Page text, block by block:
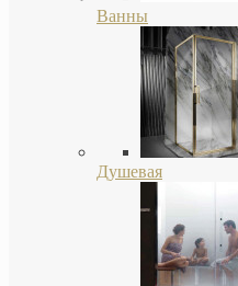
Ванны
Душевая